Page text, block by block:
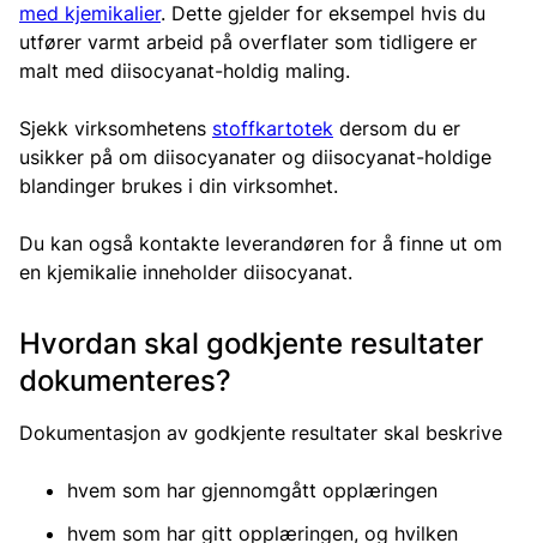
med kjemikalier. Dette gjelder for eksempel hvis du
utfører varmt arbeid på overflater som tidligere er
malt med diisocyanat-holdig maling.
Sjekk virksomhetens stoffkartotek dersom du er
usikker på om diisocyanater og diisocyanat-holdige
blandinger brukes i din virksomhet.
Du kan også kontakte leverandøren for å finne ut om
en kjemikalie inneholder diisocyanat.
Hvordan skal godkjente resultater
dokumenteres?
Dokumentasjon av godkjente resultater skal beskrive
hvem som har gjennomgått opplæringen
hvem som har gitt opplæringen, og hvilken